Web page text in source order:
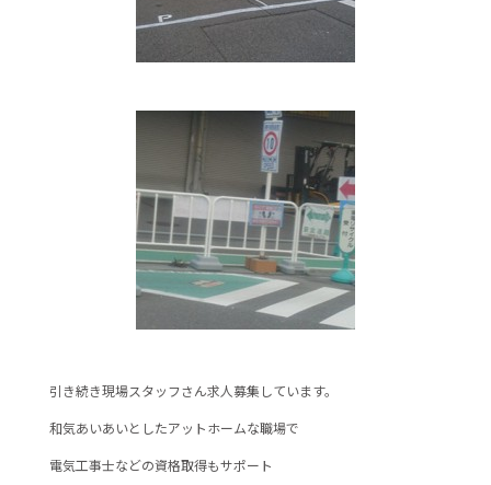
引き続き現場スタッフさん求人募集しています。
和気あいあいとしたアットホームな職場で
電気工事士などの資格取得もサポート